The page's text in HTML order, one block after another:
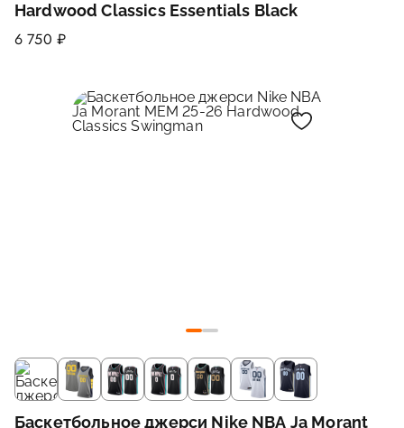
Hardwood Classics Essentials Black
6 750 ₽
Баскетбольное джерси Nike NBA Ja Morant